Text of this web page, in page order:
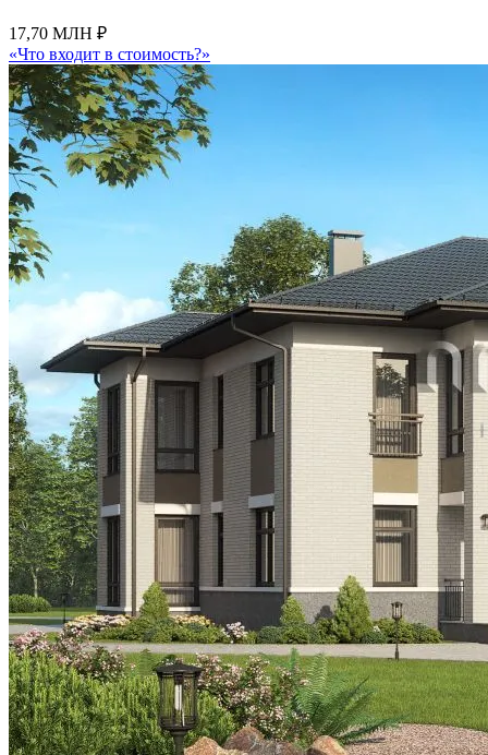
17,70 МЛН ₽
«Что входит в стоимость?»